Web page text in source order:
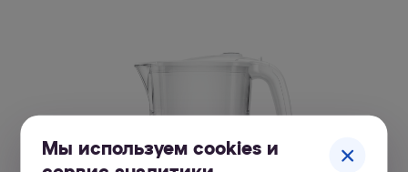
Мы используем cookies и